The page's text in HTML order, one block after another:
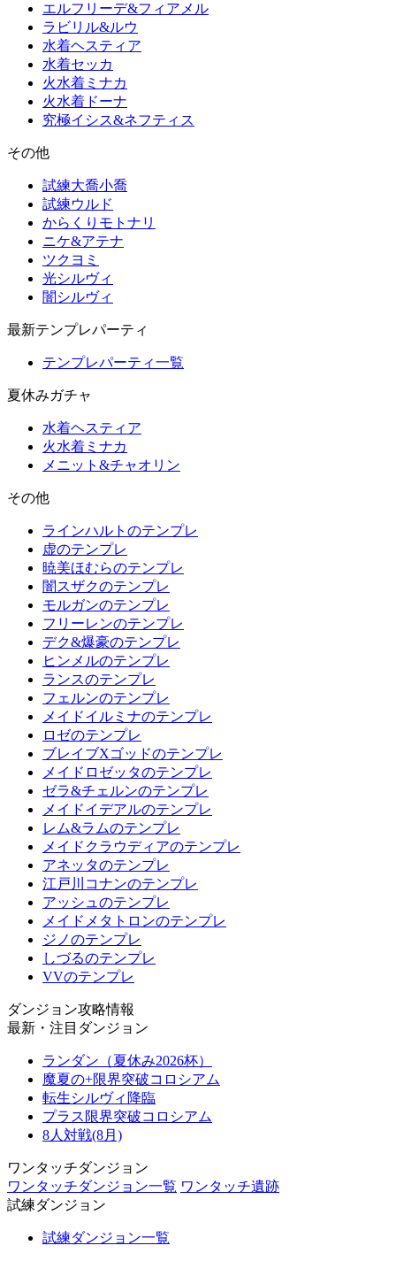
エルフリーデ&フィアメル
ラビリル&ルウ
水着ヘスティア
水着セッカ
火水着ミナカ
火水着ドーナ
究極イシス&ネフティス
その他
試練大喬小喬
試練ウルド
からくりモトナリ
ニケ&アテナ
ツクヨミ
光シルヴィ
闇シルヴィ
最新テンプレパーティ
テンプレパーティ一覧
夏休みガチャ
水着ヘスティア
火水着ミナカ
メニット&チャオリン
その他
ラインハルトのテンプレ
虚のテンプレ
暁美ほむらのテンプレ
闇スザクのテンプレ
モルガンのテンプレ
フリーレンのテンプレ
デク&爆豪のテンプレ
ヒンメルのテンプレ
ランスのテンプレ
フェルンのテンプレ
メイドイルミナのテンプレ
ロゼのテンプレ
ブレイブXゴッドのテンプレ
メイドロゼッタのテンプレ
ゼラ&チェルンのテンプレ
メイドイデアルのテンプレ
レム&ラムのテンプレ
メイドクラウディアのテンプレ
アネッタのテンプレ
江戸川コナンのテンプレ
アッシュのテンプレ
メイドメタトロンのテンプレ
ジノのテンプレ
しづるのテンプレ
VVのテンプレ
ダンジョン攻略情報
最新・注目ダンジョン
ランダン（夏休み2026杯）
魔夏の+限界突破コロシアム
転生シルヴィ降臨
プラス限界突破コロシアム
8人対戦(8月)
ワンタッチダンジョン
ワンタッチダンジョン一覧 ワンタッチ遺跡
試練ダンジョン
試練ダンジョン一覧